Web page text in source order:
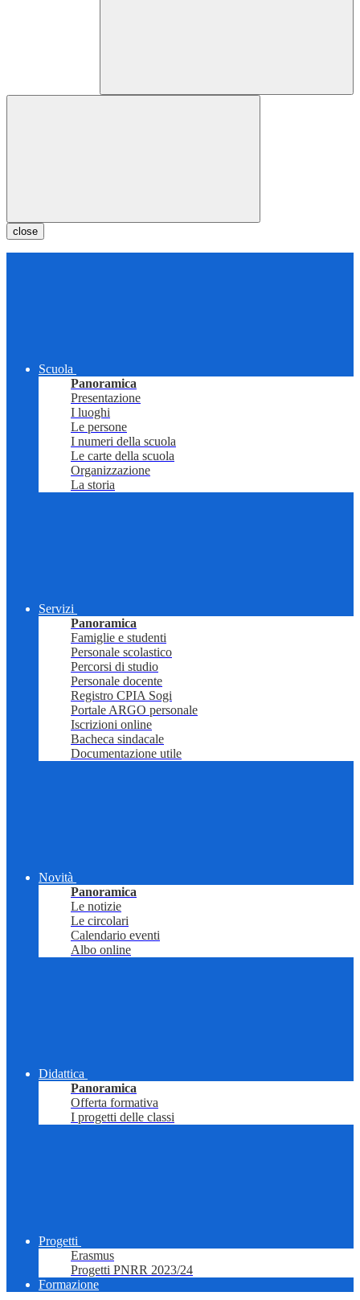
close
Scuola
Panoramica
Presentazione
I luoghi
Le persone
I numeri della scuola
Le carte della scuola
Organizzazione
La storia
Servizi
Panoramica
Famiglie e studenti
Personale scolastico
Percorsi di studio
Personale docente
Registro CPIA Sogi
Portale ARGO personale
Iscrizioni online
Bacheca sindacale
Documentazione utile
Novità
Panoramica
Le notizie
Le circolari
Calendario eventi
Albo online
Didattica
Panoramica
Offerta formativa
I progetti delle classi
Progetti
Erasmus
Progetti PNRR 2023/24
Formazione